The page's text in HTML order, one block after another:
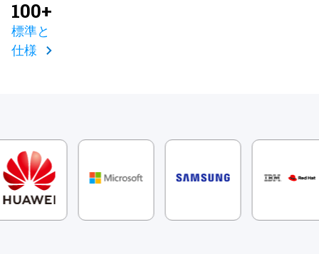
100+
標準と
仕様